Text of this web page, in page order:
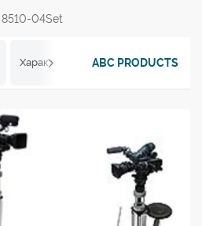
8510-04Set
Характеристики Відгуки
ABC PRODUCTS